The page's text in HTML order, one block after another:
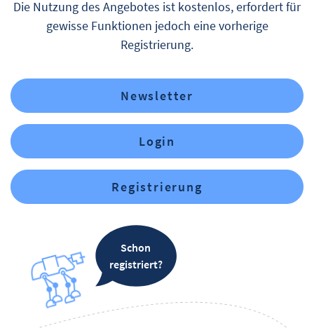
Die Nutzung des Angebotes ist kostenlos, erfordert für
gewisse Funktionen jedoch eine vorherige
Registrierung.
Newsletter
Login
Registrierung
Schon
registriert?